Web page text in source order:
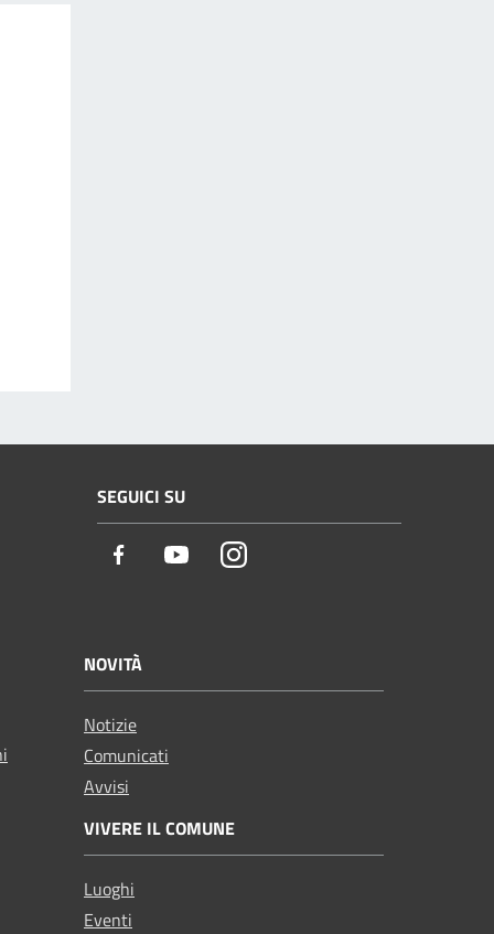
SEGUICI SU
Facebook YoutubeInstagram
NOVITÀ
Notizie
Comunicati
Avvisi
VIVERE IL COMUNE
Luoghi
Eventi